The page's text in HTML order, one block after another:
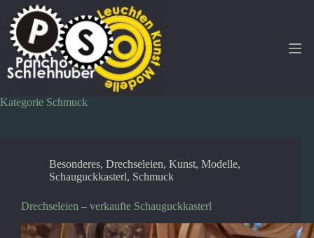
Inhalt
springen
Kategorie Schmuck
Besonderes, Drechseleien, Kunst, Modelle,
Schauguckkasterl, Schmuck
Drechseleien – verkaufte Schauguckkasterl